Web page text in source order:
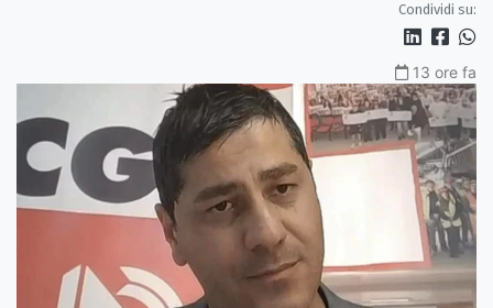
Condividi su:
13 ore fa